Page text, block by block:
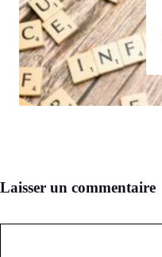
Laisser un commentaire